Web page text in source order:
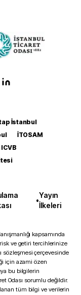
İstanbul
İTOSAM
ICVB
•
Yayın
İlkeleri
kapsamında
ve getiri tercihlerinize
sözleşmesi çerçevesinde
için azami özen
bu bilgilerin
Odası sorumlu değildir.
tüm bilgi ve verilerin